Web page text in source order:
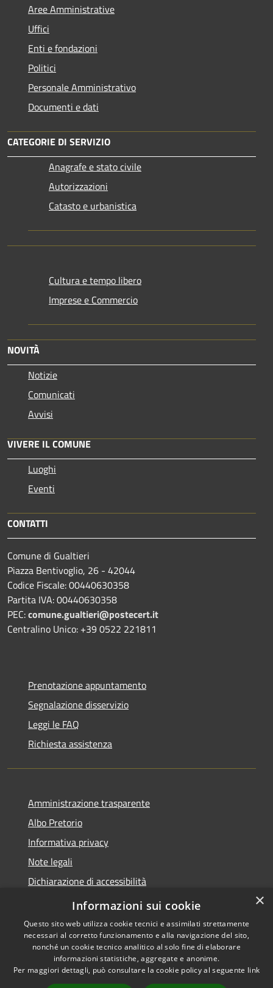
Aree Amministrative
Uffici
Enti e fondazioni
Politici
Personale Amministrativo
Documenti e dati
CATEGORIE DI SERVIZIO
Anagrafe e stato civile
Autorizzazioni
Catasto e urbanistica
Cultura e tempo libero
Imprese e Commercio
NOVITÀ
Notizie
Comunicati
Avvisi
VIVERE IL COMUNE
Luoghi
Eventi
CONTATTI
Comune di Gualtieri
Piazza Bentivoglio, 26 - 42044
Codice Fiscale: 00440630358
Partita IVA: 00440630358
PEC:comune.gualtieri@postecert.it
Centralino Unico: +39 0522 221811
Prenotazione appuntamento
Segnalazione disservizio
Leggi le FAQ
Richiesta assistenza
Amministrazione trasparente
Albo Pretorio
Informativa privacy
Note legali
Dichiarazione di accessibilità
Piano di miglioramento del sito
Accessibilità
Copyright © 2026 • Comune di
Gualtieri • Powered by
×
Informazioni sui cookie
Questo sito web utilizza cookie tecnici e assimilati strettamente
necessari al corretto funzionamento e alla navigazione del sito,
nonché un cookie tecnico analitico al solo fine di elaborare
informazioni statistiche, aggregate e anonime.
Per maggiori dettagli, può consultare la cookie policy al seguente link